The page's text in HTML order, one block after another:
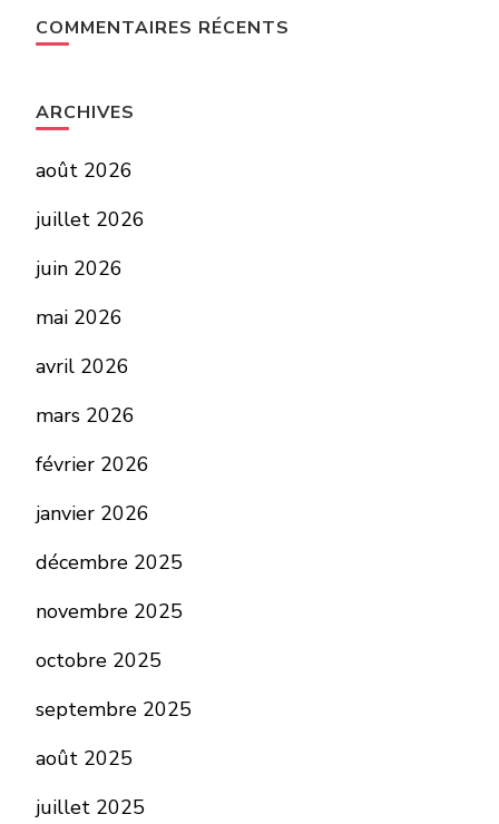
COMMENTAIRES RÉCENTS
ARCHIVES
août 2026
juillet 2026
juin 2026
mai 2026
avril 2026
mars 2026
février 2026
janvier 2026
décembre 2025
novembre 2025
octobre 2025
septembre 2025
août 2025
juillet 2025